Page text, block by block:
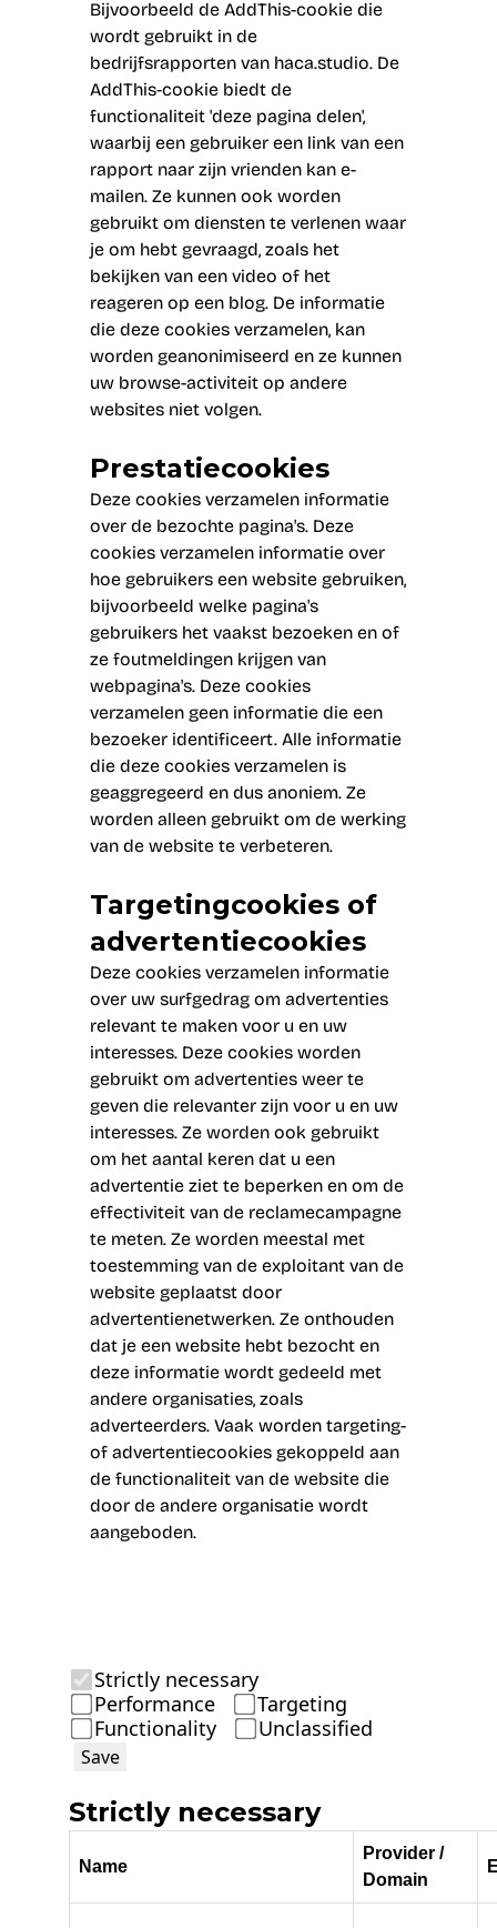
Bijvoorbeeld de AddThis-cookie die
wordt gebruikt in de
bedrijfsrapporten van haca.studio. De
AddThis-cookie biedt de
functionaliteit 'deze pagina delen',
waarbij een gebruiker een link van een
rapport naar zijn vrienden kan e-
mailen. Ze kunnen ook worden
gebruikt om diensten te verlenen waar
je om hebt gevraagd, zoals het
bekijken van een video of het
reageren op een blog. De informatie
die deze cookies verzamelen, kan
worden geanonimiseerd en ze kunnen
uw browse-activiteit op andere
websites niet volgen.
Prestatiecookies
Deze cookies verzamelen informatie
over de bezochte pagina's. Deze
cookies verzamelen informatie over
hoe gebruikers een website gebruiken,
bijvoorbeeld welke pagina's
gebruikers het vaakst bezoeken en of
ze foutmeldingen krijgen van
webpagina's. Deze cookies
verzamelen geen informatie die een
bezoeker identificeert. Alle informatie
die deze cookies verzamelen is
geaggregeerd en dus anoniem. Ze
worden alleen gebruikt om de werking
van de website te verbeteren.
Targetingcookies of
advertentiecookies
Deze cookies verzamelen informatie
over uw surfgedrag om advertenties
relevant te maken voor u en uw
interesses. Deze cookies worden
gebruikt om advertenties weer te
geven die relevanter zijn voor u en uw
interesses. Ze worden ook gebruikt
om het aantal keren dat u een
advertentie ziet te beperken en om de
effectiviteit van de reclamecampagne
te meten. Ze worden meestal met
toestemming van de exploitant van de
website geplaatst door
advertentienetwerken. Ze onthouden
dat je een website hebt bezocht en
deze informatie wordt gedeeld met
andere organisaties, zoals
adverteerders. Vaak worden targeting-
of advertentiecookies gekoppeld aan
de functionaliteit van de website die
door de andere organisatie wordt
aangeboden.
Strictly necessary
Performance
Targeting
Functionality
Unclassified
Save
Strictly necessary
Name
Provider /
Domain